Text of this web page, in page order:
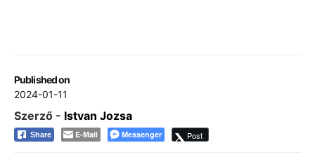
Published on
2024-01-11
Szerző - Istvan Jozsa
Share E-Mail Messenger Post